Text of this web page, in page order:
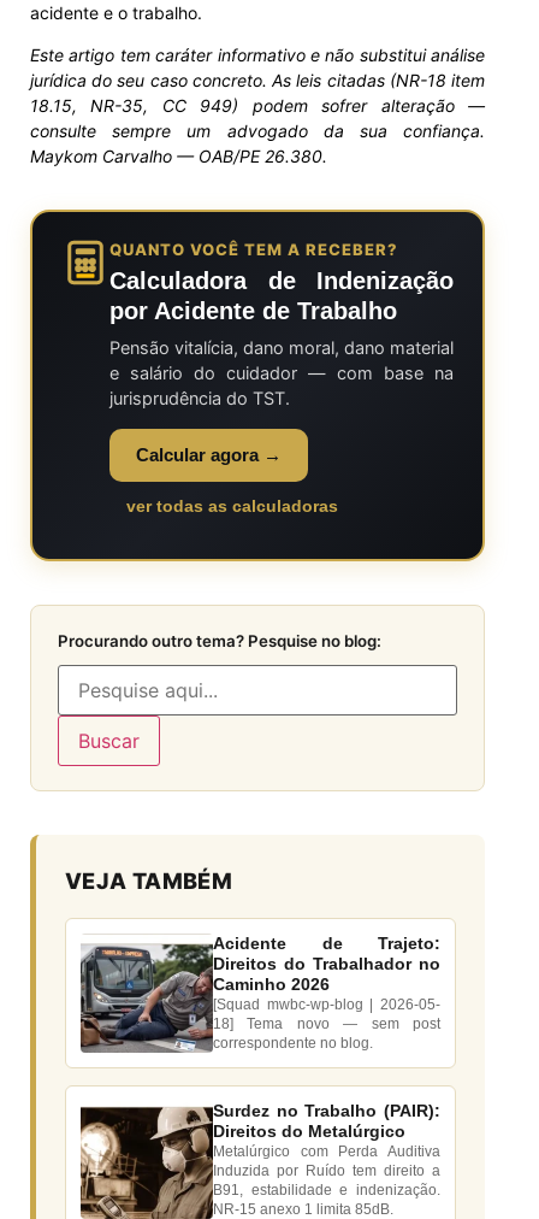
acidente e o trabalho.
Este artigo tem caráter informativo e não substitui análise
jurídica do seu caso concreto. As leis citadas (NR-18 item
18.15, NR-35, CC 949) podem sofrer alteração —
consulte sempre um advogado da sua confiança.
Maykom Carvalho — OAB/PE 26.380.
QUANTO VOCÊ TEM A RECEBER?
Calculadora de Indenização
por Acidente de Trabalho
Pensão vitalícia, dano moral, dano material
e salário do cuidador — com base na
jurisprudência do TST.
Calcular agora →
ver todas as calculadoras
Procurando outro tema? Pesquise no blog:
Buscar
VEJA TAMBÉM
Acidente de Trajeto:
Direitos do Trabalhador no
Caminho 2026
[Squad mwbc-wp-blog | 2026-05-
18] Tema novo — sem post
correspondente no blog.
Surdez no Trabalho (PAIR):
Direitos do Metalúrgico
Metalúrgico com Perda Auditiva
Induzida por Ruído tem direito a
B91, estabilidade e indenização.
NR-15 anexo 1 limita 85dB.